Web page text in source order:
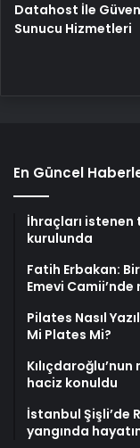
Datahost İle
Sunucu Hizmetleri
En Güncel
İhraçları istenen
kurulunda
Fatih Erbakan:
Emevi Camii’nde
Pilates Nasıl
Mi Plates Mi?
haciz konuldu
İstanbul Şişli’de
yangında